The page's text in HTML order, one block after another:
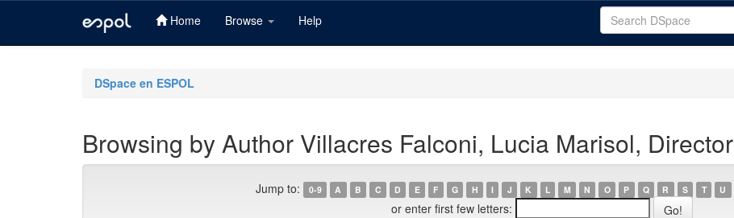
Home Browse Help
DSpace en ESPOL
Browsing by Author Villacres Falconi, Lucia Marisol, Director
Jump to: 0-9 A B C D E F G H I J K L M N O P Q R S T U
or enter first few letters: